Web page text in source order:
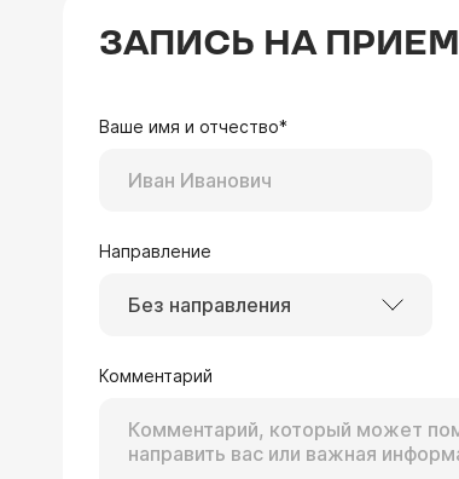
ЗАПИСЬ НА ПРИЕМ
Ваше имя и отчество*
Направление
Без направления
Комментарий